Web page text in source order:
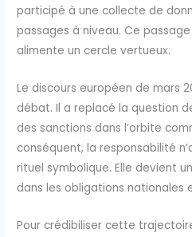
participé à une collecte de
passages à niveau. Ce
alimente un cercle vertueux.
Le discours européen de mars
débat. Il a replacé la question
des sanctions dans l’orbite
conséquent, la responsabilité
rituel symbolique. Elle devient
dans les obligations nationales
Pour crédibiliser cette